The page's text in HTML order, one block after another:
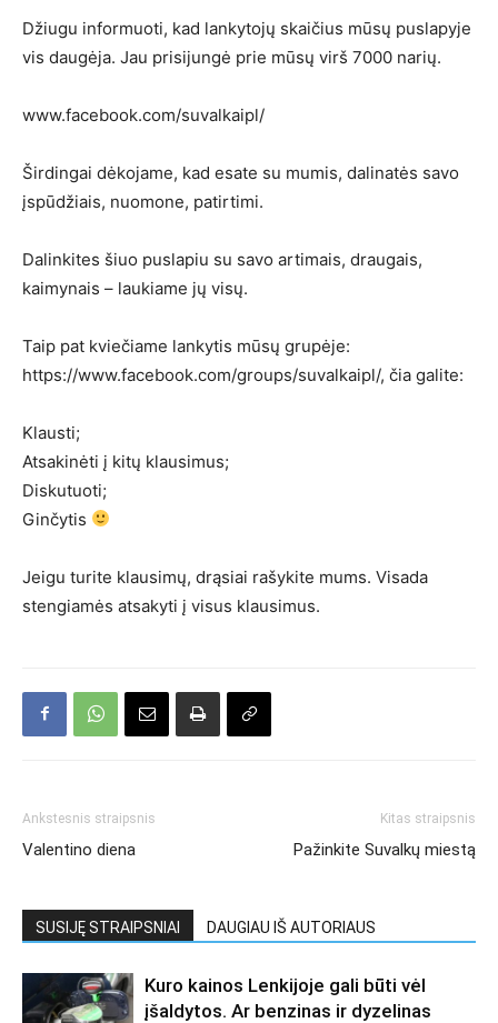
Džiugu informuoti, kad lankytojų skaičius mūsų puslapyje
vis daugėja. Jau prisijungė prie mūsų virš 7000 narių.
www.facebook.com/suvalkaipl/
Širdingai dėkojame, kad esate su mumis, dalinatės savo
įspūdžiais, nuomone, patirtimi.
Dalinkites šiuo puslapiu su savo artimais, draugais,
kaimynais – laukiame jų visų.
Taip pat kviečiame lankytis mūsų grupėje:
https://www.facebook.com/groups/suvalkaipl/, čia galite:
Klausti;
Atsakinėti į kitų klausimus;
Diskutuoti;
Ginčytis
Jeigu turite klausimų, drąsiai rašykite mums. Visada
stengiamės atsakyti į visus klausimus.
Ankstesnis straipsnis
Valentino diena
Kitas straipsnis
Pažinkite Suvalkų miestą
SUSIJĘ STRAIPSNIAI DAUGIAU IŠ AUTORIAUS
Kuro kainos Lenkijoje gali būti vėl
įšaldytos. Ar benzinas ir dyzelinas